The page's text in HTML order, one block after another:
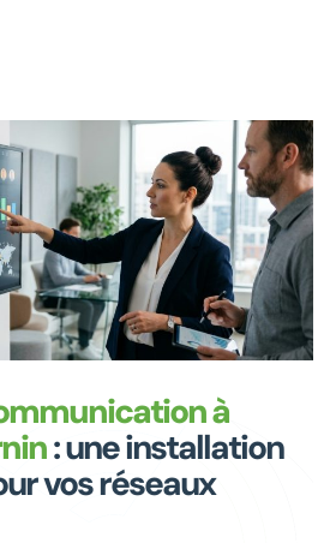
à
: une installation
vos réseaux